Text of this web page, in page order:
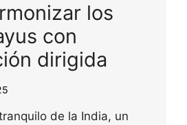
los
con
dirigida
de la India, un